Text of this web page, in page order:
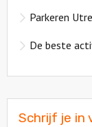
Parkeren
De beste
Schrijf je in